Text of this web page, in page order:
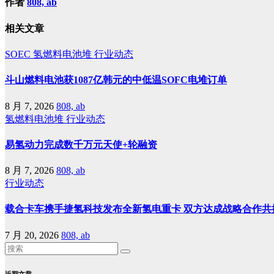
作者 808, ab
相关文章
SOEC 氢燃料电池堆 行业动态
斗山燃料电池获1087亿韩元的中低温SOFC电堆订单
8 月 7, 2026 808, ab
氢燃料电池堆 行业动态
易氢动力完成数千万元天使+轮融资
8 月 7, 2026 808, ab
行业动态
载合卡车携手捷氢科技发布全新氢电重卡 双方达成战略合作共
7 月 20, 2026 808, ab